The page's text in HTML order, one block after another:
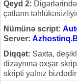
Qeyd 2:
çatların
Nümünə script:
Server:
Diqqət: Saxta,
dizaynına oxşar
skripti yalnız